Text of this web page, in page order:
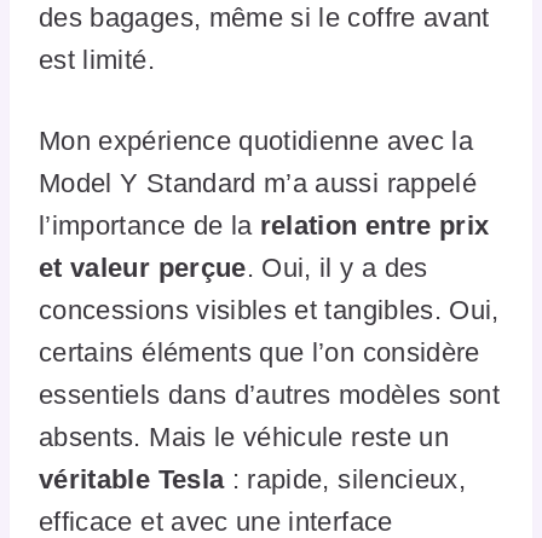
des bagages, même si le coffre avant
est limité.
Mon expérience quotidienne avec la
Model Y Standard m’a aussi rappelé
l’importance de la relation entre prix
et valeur perçue. Oui, il y a des
concessions visibles et tangibles. Oui,
certains éléments que l’on considère
essentiels dans d’autres modèles sont
absents. Mais le véhicule reste un
véritable Tesla: rapide, silencieux,
efficace et avec une interface